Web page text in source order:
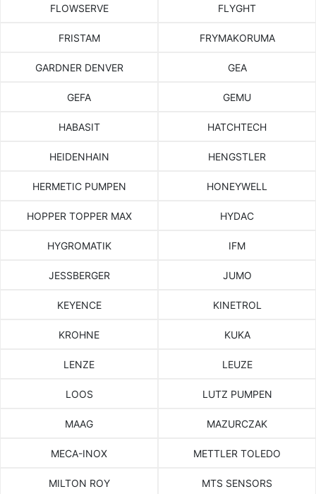
FLOWSERVE FLYGHT
FRISTAM FRYMAKORUMA
GARDNER DENVER GEA
GEFA GEMU
HABASIT HATCHTECH
HEIDENHAIN HENGSTLER
HERMETIC PUMPEN HONEYWELL
HOPPER TOPPER MAX HYDAC
HYGROMATIK IFM
JESSBERGER JUMO
KEYENCE KINETROL
KROHNE KUKA
LENZE LEUZE
LOOS LUTZ PUMPEN
MAAG MAZURCZAK
MECA-INOX METTLER TOLEDO
MILTON ROY MTS SENSORS